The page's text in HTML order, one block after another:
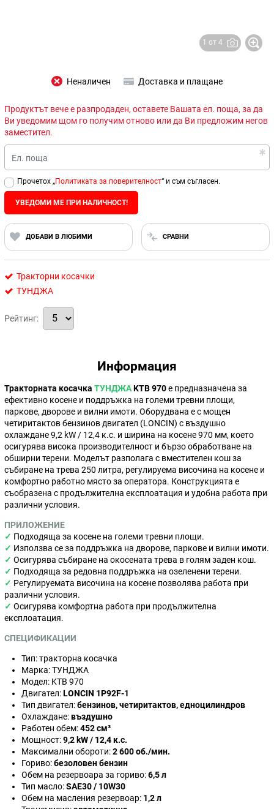
1 от 4
Неналичен Доставка и плащане
Продуктът вече е разпродаден, оставете Вашата ел. поща, за да
Ви уведомим щом го получим отново или да Ви предложим негов
заместител.
Ел. поща
Прочетох „Политиката за поверителност“ и съм съгласен.
УВЕДОМИ МЕ ПРИ НАЛИЧНОСТ!
ДОБАВИ В ЛЮБИМИ СРАВНИ
Тракторни косачки
ТУНДЖА
Рейтинг:
Информация
Тракторната косачка ТУНДЖАKTB 970е предназначена за
ефективно косене и поддръжка на големи тревни площи,
паркове, дворове и вилни имоти. Оборудвана е с мощен
четиритактов бензинов двигател (LONCIN) с въздушно
охлаждане 9,2 kW / 12,4 к.с. и ширина на косене 970 мм, което
осигурява висока производителност и бързо обработване на
обширни терени. Моделът разполага с вместителен кош за
събиране на трева 250 литра, регулируема височина на косене и
комфортно работно място за оператора. Конструкцията е
съобразена с продължителна експлоатация и удобна работа при
различни условия.
ПРИЛОЖЕНИЕ
✓ Подходяща за косене на големи тревни площи.
✓ Използва се за поддръжка на дворове, паркове и вилни имоти.
✓ Осигурява събиране на окосената трева в голям заден кош.
✓ Подходяща за редовна поддръжка на озеленени терени.
✓ Регулируемата височина на косене позволява работа при
различни условия.
✓ Осигурява комфортна работа при продължителна
експлоатация.
СПЕЦИФИКАЦИИ
Тип: тракторна косачка
Марка: ТУНДЖА
Модел: KTB 970
Двигател:LONCIN 1P92F-1
Тип двигател:бензинов, четиритактов, едноцилиндров
Охлаждане:въздушно
Работен обем:452 см³
Мощност:9,2 kW / 12,4 к.с.
Максимални обороти:2 600 об./мин.
Гориво:безоловен бензин
Обем на резервоара за гориво:6,5 л
Тип масло:SAE30 / 10W30
Обем на масления резервоар: 1,2 л